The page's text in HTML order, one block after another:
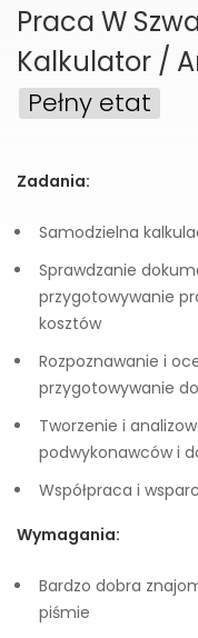
Praca W
Kalkulator /
Pełny etat
Zadania:
Samodzielna
Sprawdzanie
przygotowywanie
kosztów
Rozpoznawanie i
przygotowywanie
Tworzenie i
podwykonawców i
Współpraca i
Wymagania:
Bardzo dobra
piśmie